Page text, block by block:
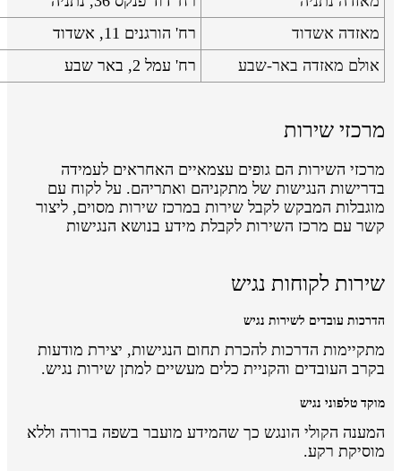
מאזדה אשדוד
רח' הורגנים 11, אשדוד
אולם מאזדה באר-שבע
רח' עמל 2, באר שבע
מרכזי שירות
מרכזי השירות הם גופים עצמאיים האחראים לעמידה
בדרישות הנגישות של מתקניהם ואתריהם. על לקוח עם
מוגבלות המבקש לקבל שירות במרכז שירות מסוים, ליצור
קשר עם מרכז השירות לקבלת מידע בנושא הנגישות
שירות לקוחות נגיש
הדרכות עובדים לשירות נגיש
מתקיימות הדרכות להכרת תחום הנגישות, יצירת מודעות
בקרב העובדים והקניית כלים מעשיים למתן שירות נגיש.
מוקד טלפוני נגיש
המענה הקולי הונגש כך שהמידע מועבר בשפה ברורה וללא
מוסיקת רקע.